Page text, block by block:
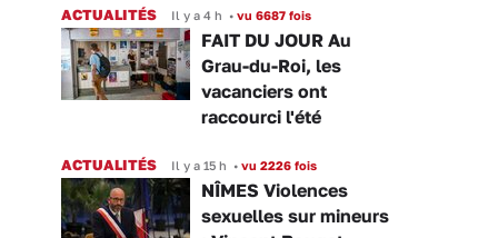
ACTUALITÉS Il y a 4 h • vu 6687 fois
FAIT DU JOUR Au
Grau-du-Roi, les
vacanciers ont
raccourci l'été
ACTUALITÉS Il y a 15 h • vu 2226 fois
NÎMES Violences
sexuelles sur mineurs